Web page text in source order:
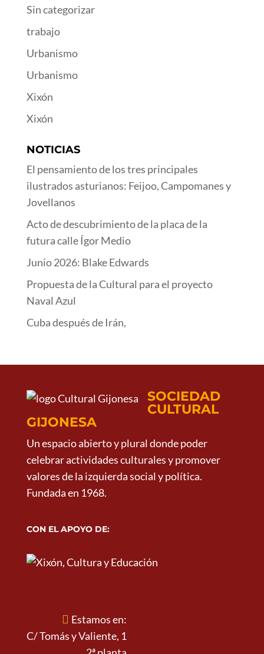
Sin categorizar
trabajo
Urbanismo
Urbanismo
Xixón
Xixón
NOTICIAS
El pensamiento de los tres principales
ilustrados asturianos: Feijoo, Campomanes y
Jovellanos
Acto de descubrimiento de la placa de la
futura calle Ígor Medio
Junio 2026: Blake Edwards
Propuesta de la Cultural para el proyecto
Naval Azul
Cuba después de Irán,
SOCIEDAD
CULTURAL
GIJONESA
Un espacio abierto y plural donde poder
celebrar actividades culturales y promover
valores de la izquierda social y política.
Fundada en 1968.
CON EL APOYO DE:
Estamos en:
C/ Tomás y Valiente, 1